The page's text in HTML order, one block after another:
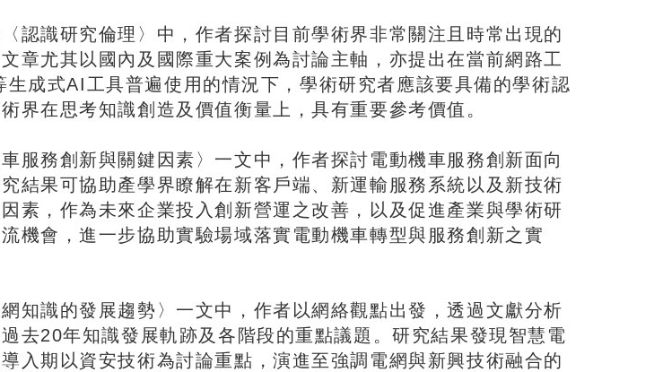
認識研究倫理〉中，作者探討目前學術界非常關注且時常出現的
章尤其以國內及國際重大案例為討論主軸，亦提出在當前網路工
成式AI工具普遍使用的情況下，學術研究者應該要具備的學術認
界在思考知識創造及價值衡量上，具有重要參考價值。
服務創新與關鍵因素〉一文中，作者探討電動機車服務創新面向
結果可協助產學界瞭解在新客戶端、新運輸服務系統以及新技術
素，作為未來企業投入創新營運之改善，以及促進產業與學術研
機會，進一步協助實驗場域落實電動機車轉型與服務創新之實
知識的發展趨勢〉一文中，作者以網絡觀點出發，透過文獻分析
去20年知識發展軌跡及各階段的重點議題。研究結果發現智慧電
入期以資安技術為討論重點，演進至強調電網與新興技術融合的